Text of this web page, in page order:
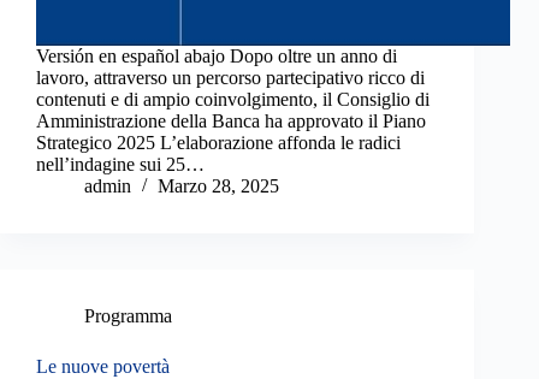
Versión en español abajo Dopo oltre un anno di
lavoro, attraverso un percorso partecipativo ricco di
contenuti e di ampio coinvolgimento, il Consiglio di
Amministrazione della Banca ha approvato il Piano
Strategico 2025 L’elaborazione affonda le radici
nell’indagine sui 25…
admin
Marzo 28, 2025
Programma
Le nuove povertà